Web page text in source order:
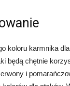
koloru karmnika
będą chętnie
i